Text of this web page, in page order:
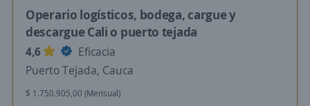
Operario logísticos, bodega, cargue y
descargue Cali o puerto tejada
4,6
Eficacia
Puerto Tejada, Cauca
$ 1.750.905,00 (Mensual)